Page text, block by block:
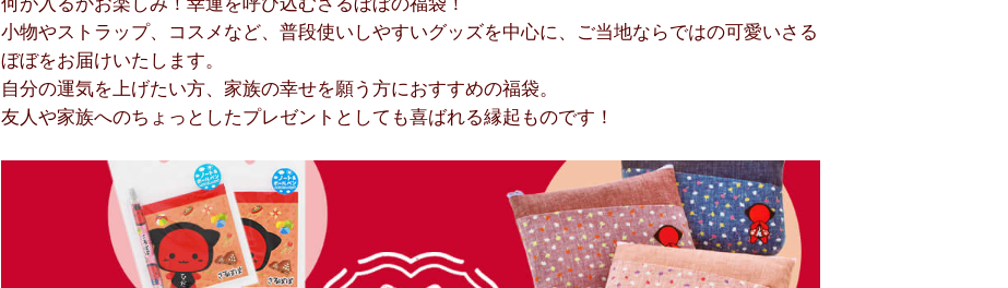
小物やストラップ、コスメなど、普段使いしやすいグッズを中心に、ご当地ならではの可愛いさる
ぼぼをお届けいたします。
自分の運気を上げたい方、家族の幸せを願う方におすすめの福袋。
友人や家族へのちょっとしたプレゼントとしても喜ばれる縁起ものです！